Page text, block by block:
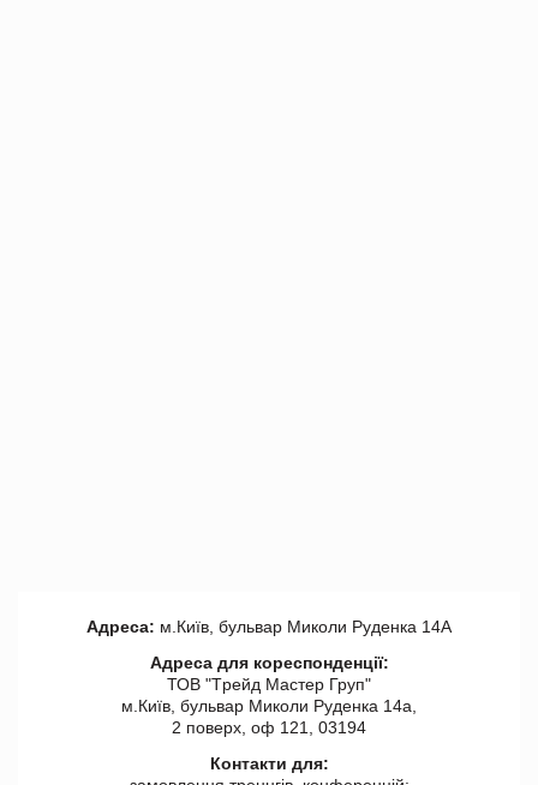
Адреса: м.Київ, бульвар Миколи Руденка 14А
Адреса для кореспонденції:
ТОВ "Tрейд Мастер Груп"
м.Київ, бульвар Миколи Руденка 14а,
2 поверх, оф 121, 03194
Контакти для: